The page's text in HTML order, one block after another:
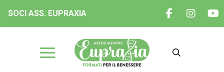
SOCI ASS. EUPRAXIA